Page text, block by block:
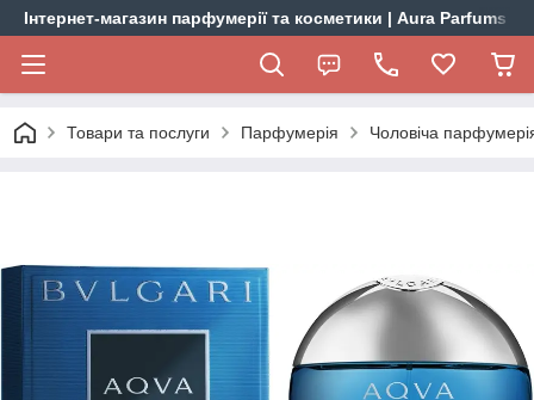
Інтернет-магазин парфумерії та косметики | Aura Parfums
Товари та послуги Парфумерія Чоловіча